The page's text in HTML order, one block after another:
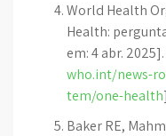
World Health
Health:
em: 4 abr.
who.int/news-
tem/one-health
Baker RE,